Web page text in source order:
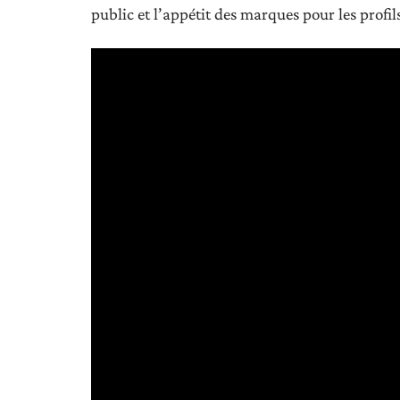
public et l’appétit des marques pour les